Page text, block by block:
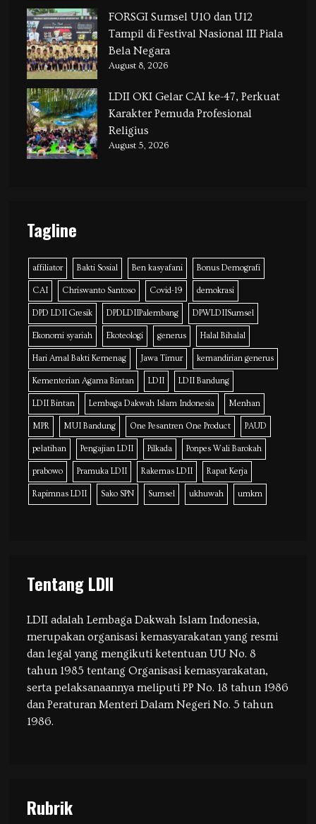
FORSGI Sumsel U10 dan U12
Tampil di Festival Nasional III Piala
Bela Negara
August 8, 2026
LDII OKI Gelar CAI ke-47, Perkuat
Karakter Pemuda Profesional
Religius
August 5, 2026
Tagline
affiliator Bakti Sosial Ben kasyafani Bonus Demografi
CAI Chriswanto Santoso Covid-19 demokrasi
DPD LDII Gresik DPDLDIIPalembang DPWLDIISumsel
Ekonomi syariah Ekoteologi generus Halal Bihalal
Hari Amal Bakti Kemenag Jawa Timur kemandirian generus
Kementerian Agama Bintan LDII LDII Bandung
LDII Bintan Lembaga Dakwah Islam Indonesia Menhan
MPR MUI Bandung One Pesantren One Product PAUD
pelatihan Pengajian LDII Pilkada Ponpes Wali Barokah
prabowo Pramuka LDII Rakernas LDII Rapat Kerja
Rapimnas LDII Sako SPN Sumsel ukhuwah umkm
Tentang LDII
LDII adalah Lembaga Dakwah Islam Indonesia,
merupakan organisasi kemasyarakatan yang resmi
dan legal yang mengikuti ketentuan UU No. 8
tahun 1985 tentang Organisasi kemasyarakatan,
serta pelaksanaannya meliputi PP No. 18 tahun 1986
dan Peraturan Menteri Dalam Negeri No. 5 tahun
1986.
Rubrik